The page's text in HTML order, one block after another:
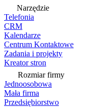
Narzędzie
Telefonia
CRM
Kalendarze
Centrum Kontaktowe
Zadania i projekty
Kreator stron
Rozmiar firmy
Jednoosobowa
Mała firma
Przedsiębiorstwo